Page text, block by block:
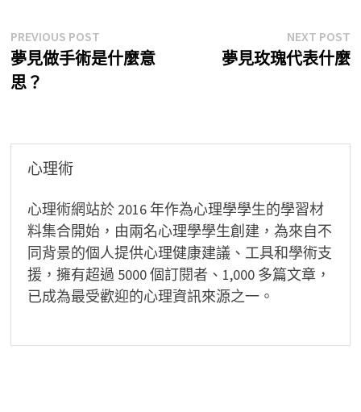
文
章
PREVIOUS POSTPrevious
post:
夢見做手術是什麼意
思？
NEXT POST
夢見玫瑰代表什麼
心理術
心理術網站於 2016 年作為心理學學生的學習材
料集合開始，由兩名心理學學生創建，為來自不
同背景的個人提供心理健康建議、工具和學術支
援，擁有超過 5000 個訂閱者、1,000 多篇文章，
已成為最受歡迎的心理資訊來源之一。